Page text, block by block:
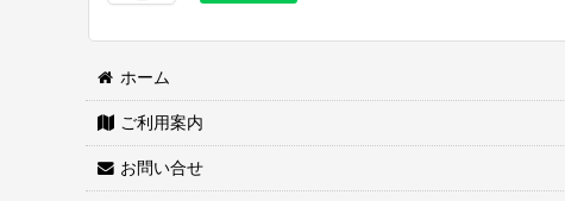
両面接着シート [WS-100]
2,460円(税込)
ホーム
ご利用案内
お問い合せ